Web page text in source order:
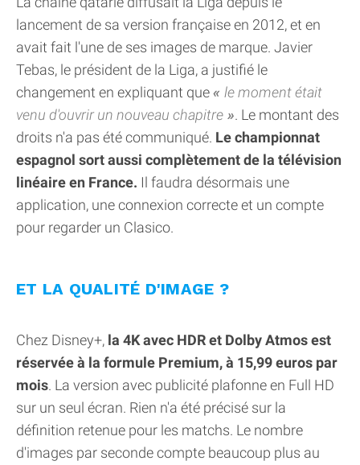
lancement de sa version française en 2012, et en
avait fait l'une de ses images de marque. Javier
Tebas, le président de la Liga, a justifié le
changement en expliquant que
le moment était
venu d'ouvrir un nouveau chapitre
. Le montant des
droits n'a pas été communiqué. Le championnat
espagnol sort aussi complètement de la télévision
linéaire en France. Il faudra désormais une
application, une connexion correcte et un compte
pour regarder un Clasico.
ET LA QUALITÉ D'IMAGE ?
Chez Disney+, la 4K avec HDR et Dolby Atmos est
réservée à la formule Premium, à 15,99 euros par
mois. La version avec publicité plafonne en Full HD
sur un seul écran. Rien n'a été précisé sur la
définition retenue pour les matchs. Le nombre
d'images par seconde compte beaucoup plus au